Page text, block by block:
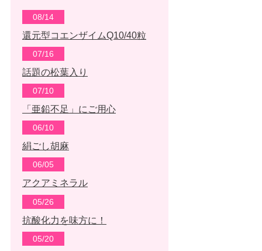
08/14
還元型コエンザイムQ10/40粒
07/16
話題の松葉入り
07/10
「亜鉛不足」にご用心
06/10
絹ごし胡麻
06/05
アクアミネラル
05/26
抗酸化力を味方に！
05/20